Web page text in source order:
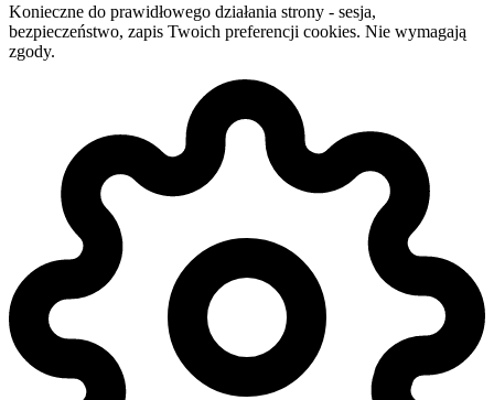
Konieczne do prawidłowego działania strony - sesja,
bezpieczeństwo, zapis Twoich preferencji cookies. Nie wymagają
zgody.